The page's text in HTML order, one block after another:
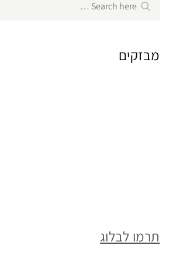
for:
Search
מבזקים
תרמו לבלוג